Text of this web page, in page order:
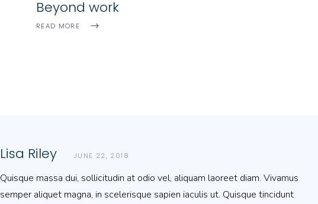
Beyond work
READ MORE
Lisa Riley JUNE 22, 2018
Quisque massa dui, sollicitudin at odio vel, aliquam laoreet diam. Vivamus
semper aliquet magna, in scelerisque sapien iaculis ut. Quisque tincidunt